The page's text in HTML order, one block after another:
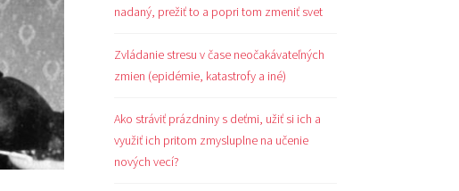
nadaný, prežiť to a popri tom zmeniť svet
Zvládanie stresu v čase neočakávateľných
zmien (epidémie, katastrofy a iné)
Ako stráviť prázdniny s deťmi, užiť si ich a
využiť ich pritom zmysluplne na učenie
nových vecí?